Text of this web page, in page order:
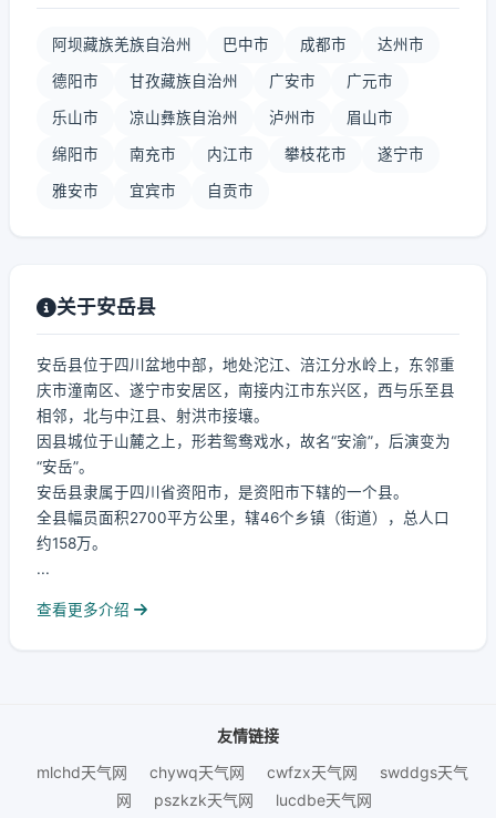
阿坝藏族羌族自治州 巴中市 成都市 达州市
德阳市 甘孜藏族自治州 广安市 广元市
乐山市 凉山彝族自治州 泸州市 眉山市
绵阳市 南充市 内江市 攀枝花市 遂宁市
雅安市 宜宾市 自贡市
关于安岳县
安岳县位于四川盆地中部，地处沱江、涪江分水岭上，东邻重
庆市潼南区、遂宁市安居区，南接内江市东兴区，西与乐至县
相邻，北与中江县、射洪市接壤。
因县城位于山麓之上，形若鸳鸯戏水，故名“安渝”，后演变为
“安岳”。
安岳县隶属于四川省资阳市，是资阳市下辖的一个县。
全县幅员面积2700平方公里，辖46个乡镇（街道），总人口
约158万。
...
查看更多介绍
友情链接
mlchd天气网
chywq天气网 cwfzx天气网
swddgs天气
网
pszkzk天气网 lucdbe天气网